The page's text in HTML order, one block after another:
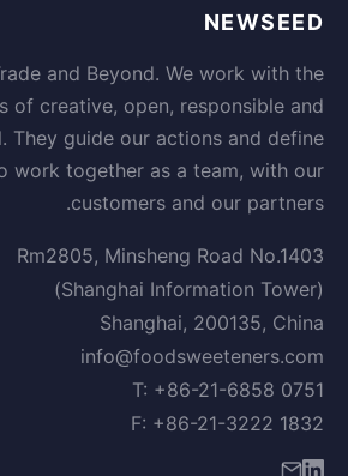
NEWSEED
and Beyond. We work with the
of creative, open, responsible and
They guide our actions and define
work together as a team, with our
customers and our partners.
Rm2805, Minsheng Road No.1403
(Shanghai Information Tower)
Shanghai, 200135, China
info@foodsweeteners.com
T: +86-21-6858 0751
F: +86-21-3222 1832